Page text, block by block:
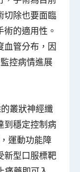
切除也要面臨
的適用性。
血管分布，因
控病情進展
叢狀神經纖
到穩定控制病
運動功能障
新型口服標靶